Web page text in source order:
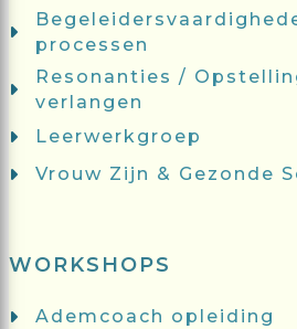
processen
Resonanties /
verlangen
Leerwerkgroep
Vrouw Zijn & Gezonde
WORKSHOPS
Ademcoach opleiding